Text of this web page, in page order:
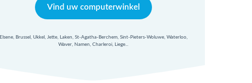
Vind uw computerwinkel
Elsene, Brussel, Ukkel, Jette, Laken, St-Agatha-Berchem, Sint-Pieters-Woluwe, Waterloo,
Waver, Namen, Charleroi, Liege...